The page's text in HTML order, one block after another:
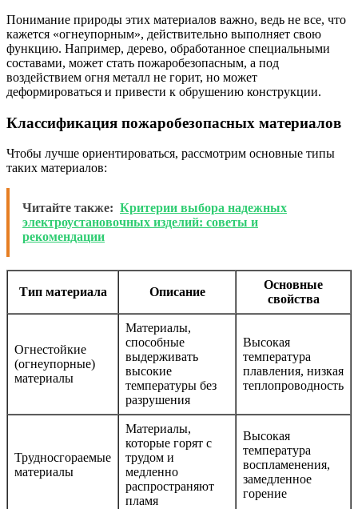
Понимание природы этих материалов важно, ведь не все, что
кажется «огнеупорным», действительно выполняет свою
функцию. Например, дерево, обработанное специальными
составами, может стать пожаробезопасным, а под
воздействием огня металл не горит, но может
деформироваться и привести к обрушению конструкции.
Классификация пожаробезопасных материалов
Чтобы лучше ориентироваться, рассмотрим основные типы
таких материалов:
Читайте также: Критерии выбора надежных
электроустановочных изделий: советы и
рекомендации
Тип материала Описание
Основные
свойства
Огнестойкие
(огнеупорные)
материалы
Материалы,
способные
выдерживать
высокие
температуры без
разрушения
Высокая
температура
плавления, низкая
теплопроводность
Трудносгораемые
материалы
Материалы,
которые горят с
трудом и
медленно
распространяют
пламя
Высокая
температура
воспламенения,
замедленное
горение